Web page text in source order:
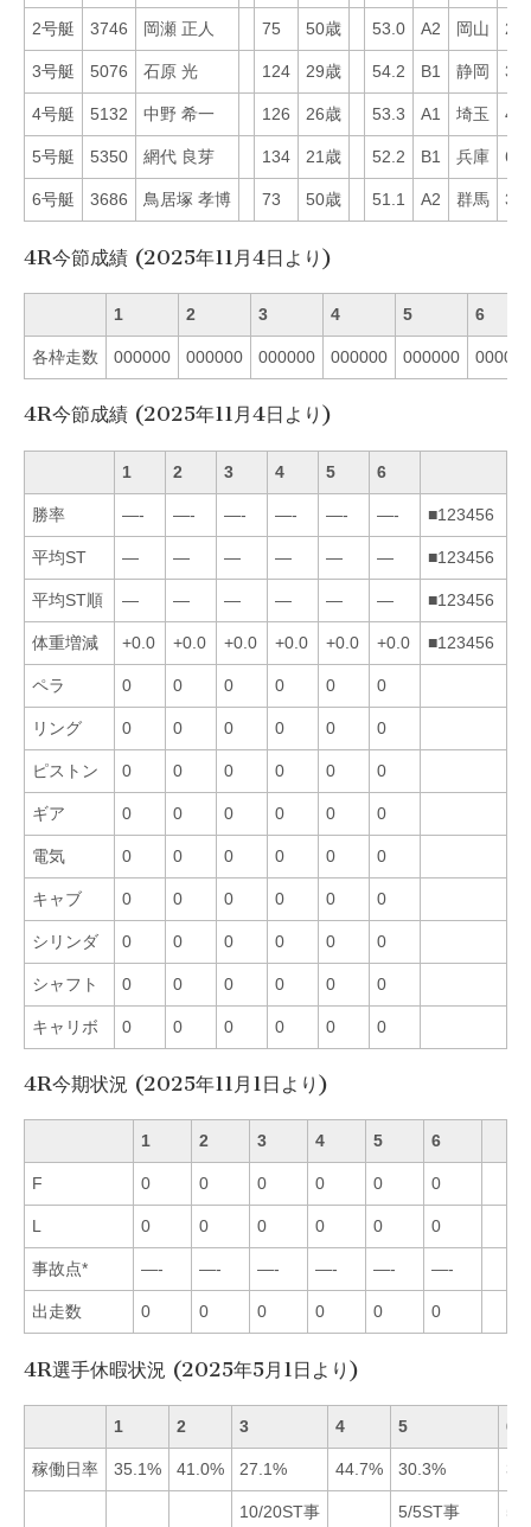
2号艇 3746 岡瀬 正人 75 50歳 53.0 A2 岡山 21
3号艇 5076 石原 光 124 29歳 54.2 B1 静岡 38
4号艇 5132 中野 希一 126 26歳 53.3 A1 埼玉 42
5号艇 5350 網代 良芽 134 21歳 52.2 B1 兵庫 65
6号艇 3686 鳥居塚 孝博 73 50歳 51.1 A2 群馬 32
4R今節成績 (2025年11月4日より)
1 2 3 4 5 6
各枠走数 000000 000000 000000 000000 000000 000000
4R今節成績 (2025年11月4日より)
1 2 3 4 5 6
勝率 —- —- —- —- —- —- ■123456
平均ST — — — — — — ■123456
平均ST順 — — — — — — ■123456
体重増減 +0.0 +0.0 +0.0 +0.0 +0.0 +0.0 ■123456
ペラ 0 0 0 0 0 0
リング 0 0 0 0 0 0
ピストン 0 0 0 0 0 0
ギア 0 0 0 0 0 0
電気 0 0 0 0 0 0
キャブ 0 0 0 0 0 0
シリンダ 0 0 0 0 0 0
シャフト 0 0 0 0 0 0
キャリボ 0 0 0 0 0 0
4R今期状況 (2025年11月1日より)
1 2 3 4 5 6
F 0 0 0 0 0 0
L 0 0 0 0 0 0
事故点* —- —- —- —- —- —-
出走数 0 0 0 0 0 0
4R選手休暇状況 (2025年5月1日より)
1 2 3 4 5 6
稼働日率 35.1% 41.0% 27.1% 44.7% 30.3%
10/20ST事
5/5ST事
5/